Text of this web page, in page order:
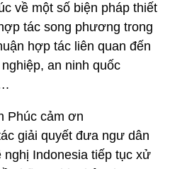
về một số biện pháp thiết
tác song phương trong
hợp tác liên quan đến
an ninh quốc
Phúc cảm ơn
giải quyết đưa ngư dân
Indonesia tiếp tục xử